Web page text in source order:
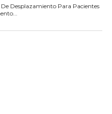
Desplazamiento Para Pacientes